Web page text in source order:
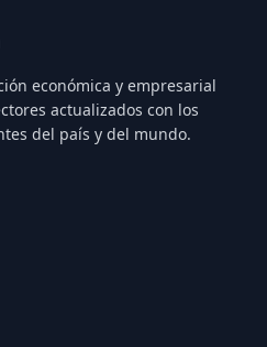
económica y empresarial
actualizados con los
del país y del mundo.